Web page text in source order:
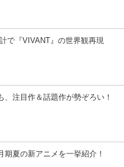
で『VIVANT』の世界観再現
、注目作＆話題作が勢ぞろい！
期夏の新アニメを一挙紹介！